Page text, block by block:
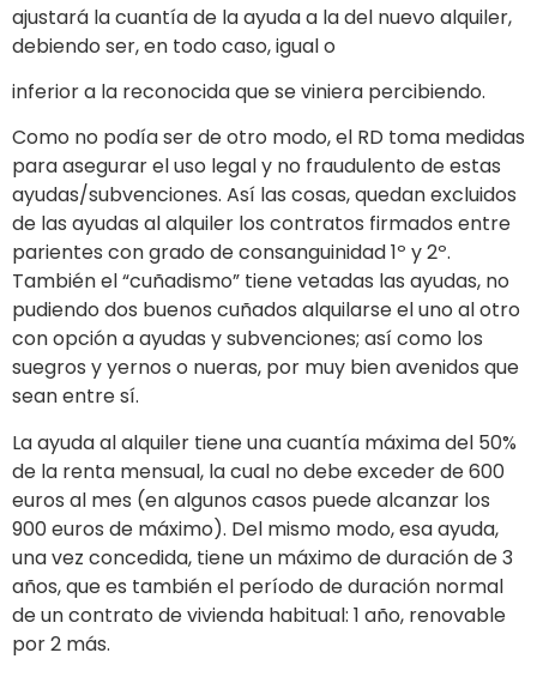
ajustará la cuantía de la ayuda a la del nuevo alquiler,
debiendo ser, en todo caso, igual o
inferior a la reconocida que se viniera percibiendo.
Como no podía ser de otro modo, el RD toma medidas
para asegurar el uso legal y no fraudulento de estas
ayudas/subvenciones. Así las cosas, quedan excluidos
de las ayudas al alquiler los contratos firmados entre
parientes con grado de consanguinidad 1º y 2º.
También el “cuñadismo” tiene vetadas las ayudas, no
pudiendo dos buenos cuñados alquilarse el uno al otro
con opción a ayudas y subvenciones; así como los
suegros y yernos o nueras, por muy bien avenidos que
sean entre sí.
La ayuda al alquiler tiene una cuantía máxima del 50%
de la renta mensual, la cual no debe exceder de 600
euros al mes (en algunos casos puede alcanzar los
900 euros de máximo). Del mismo modo, esa ayuda,
una vez concedida, tiene un máximo de duración de 3
años, que es también el período de duración normal
de un contrato de vivienda habitual: 1 año, renovable
por 2 más.